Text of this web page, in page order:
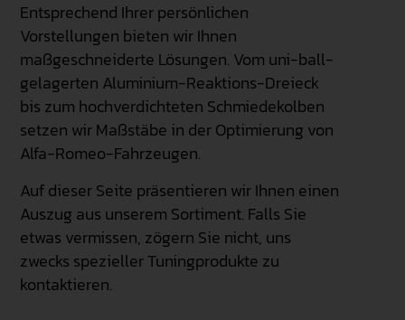
Entsprechend Ihrer persönlichen
Vorstellungen bieten wir Ihnen
maßgeschneiderte Lösungen. Vom uni-ball-
gelagerten Aluminium-Reaktions-Dreieck
bis zum hochverdichteten Schmiedekolben
setzen wir Maßstäbe in der Optimierung von
Alfa-Romeo-Fahrzeugen.
Auf dieser Seite präsentieren wir Ihnen einen
Auszug aus unserem Sortiment. Falls Sie
etwas vermissen, zögern Sie nicht, uns
zwecks spezieller Tuningprodukte zu
kontaktieren.